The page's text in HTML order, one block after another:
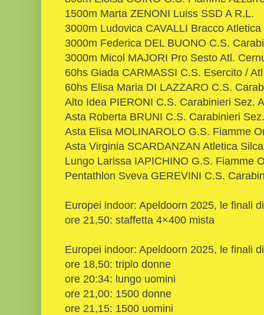
1500m Marta ZENONI Luiss SSD A R.L.
3000m Ludovica CAVALLI Bracco Atletica
3000m Federica DEL BUONO C.S.
3000m Micol MAJORI Pro Sesto Atl.
60hs Giada CARMASSI C.S. Esercito /
60hs Elisa Maria DI LAZZARO C.S.
Alto Idea PIERONI C.S. Carabinieri Sez.
Asta Roberta BRUNI C.S. Carabinieri
Asta Elisa MOLINAROLO G.S. Fiamme
Asta Virginia SCARDANZAN Atletica
Lungo Larissa IAPICHINO G.S. Fiamme
Pentathlon Sveva GEREVINI C.S.
Europei indoor: Apeldoorn 2025, le finali
ore 21,50: staffetta 4×400 mista
Europei indoor: Apeldoorn 2025, le finali
ore 18,50: triplo donne
ore 20:34: lungo uomini
ore 21,00: 1500 donne
ore 21,15: 1500 uomini